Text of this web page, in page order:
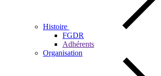
Histoire
FGDR
Adhérents
Organisation